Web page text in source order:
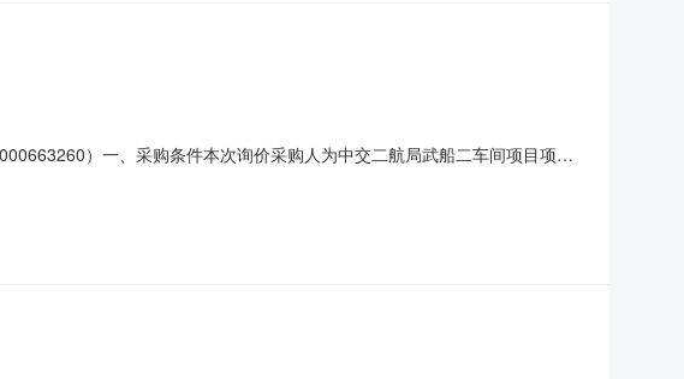
）一、采购条件本次询价采购人为中交二航局武船二车间项目项目
贴建一座框架结构辅房，长48m，宽4.5m，主要功能变配电室、工具